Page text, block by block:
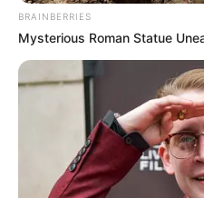
Lea También: Fuertes
BRAINBERRIES
Mysterious Roman Statue